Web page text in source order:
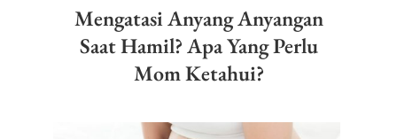
Mengatasi Anyang Anyangan
Saat Hamil? Apa Yang Perlu
Mom Ketahui?